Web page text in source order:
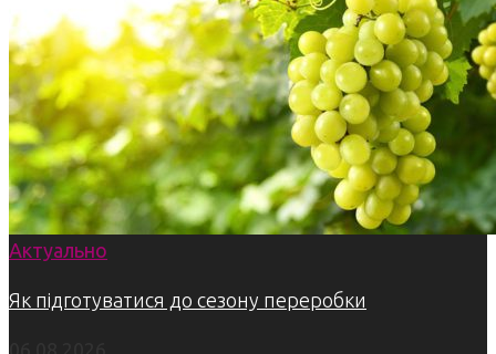
Актуально
Як підготуватися до сезону переробки